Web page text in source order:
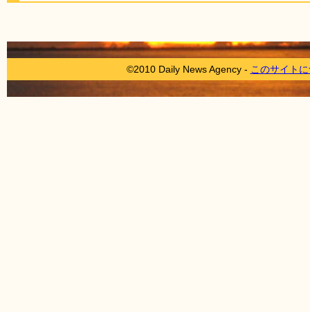
©2010 Daily News Agency - このサイト